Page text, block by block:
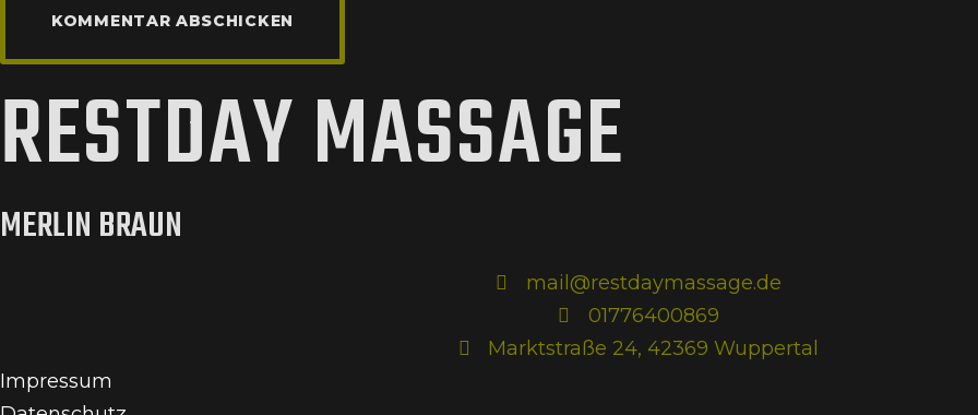
RESTDAY MASSAGE
MERLIN BRAUN
mail@restdaymassage.de
01776400869
Marktstraße 24, 42369 Wuppertal
Impressum